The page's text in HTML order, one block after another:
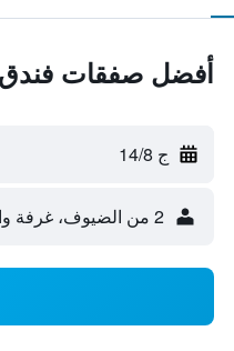
أفضل صفقات
ج 14/8
2 من الضيوف، غرفة واحدة